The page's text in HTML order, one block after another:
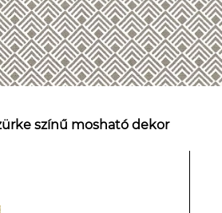
színű mosható dekor